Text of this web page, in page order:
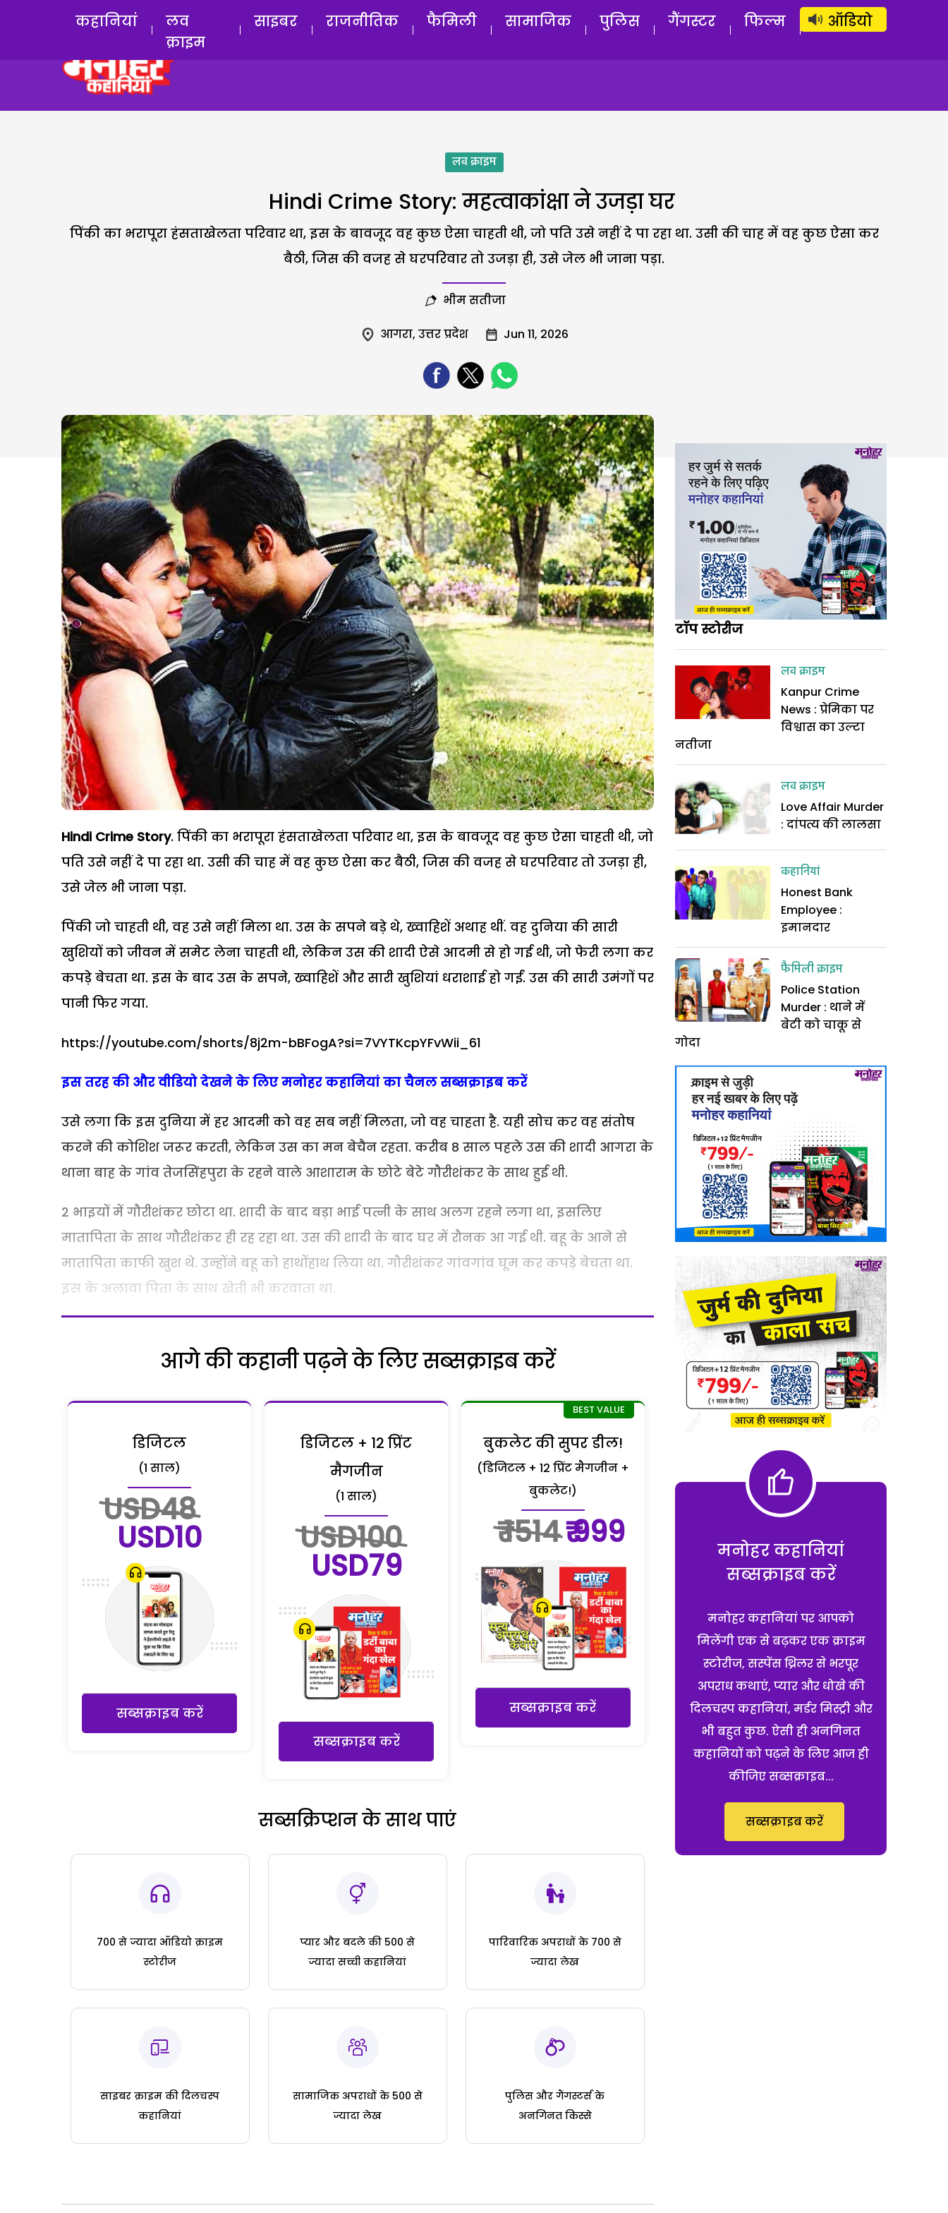
लॉग इन सब्सक्राइब करें
कहानियां
लव
क्राइम
साइबर राजनीतिक फैमिली सामाजिक पुलिस गैंगस्टर फिल्म ऑडियो
लव क्राइम
Hindi Crime Story: महत्वाकांक्षा ने उजड़ा घर
पिंकी का भरापूरा हंसताखेलता परिवार था, इस के बावजूद वह कुछ ऐसा चाहती थी, जो पति उसे नहीं दे पा रहा था. उसी की चाह में वह कुछ ऐसा कर
बैठी, जिस की वजह से घरपरिवार तो उजड़ा ही, उसे जेल भी जाना पड़ा.
भीम सतीजा
आगरा, उत्तर प्रदेश Jun 11, 2026
Hindi Crime Story. पिंकी का भरापूरा हंसताखेलता परिवार था, इस के बावजूद वह कुछ ऐसा चाहती थी, जो
पति उसे नहीं दे पा रहा था. उसी की चाह में वह कुछ ऐसा कर बैठी, जिस की वजह से घरपरिवार तो उजड़ा ही,
उसे जेल भी जाना पड़ा.
पिंकी जो चाहती थी, वह उसे नहीं मिला था. उस के सपने बड़े थे, ख्वाहिशें अथाह थीं. वह दुनिया की सारी
खुशियों को जीवन में समेट लेना चाहती थी, लेकिन उस की शादी ऐसे आदमी से हो गई थी, जो फेरी लगा कर
कपड़े बेचता था. इस के बाद उस के सपने, ख्वाहिशें और सारी खुशियां धराशाई हो गईं. उस की सारी उमंगों पर
पानी फिर गया.
https://youtube.com/shorts/8j2m-bBFogA?si=7VYTKcpYFvWii_61
इस तरह की और वीडियो देखने के लिए मनोहर कहानियां का चैनल सब्सक्राइब करें
उसे लगा कि इस दुनिया में हर आदमी को वह सब नहीं मिलता, जो वह चाहता है. यही सोच कर वह संतोष
करने की कोशिश जरूर करती, लेकिन उस का मन बेचैन रहता. करीब 8 साल पहले उस की शादी आगरा के
थाना बाह के गांव तेजसिंहपुरा के रहने वाले आशाराम के छोटे बेटे गौरीशंकर के साथ हुई थी.
2 भाइयों में गौरीशंकर छोटा था. शादी के बाद बड़ा भाई पत्नी के साथ अलग रहने लगा था, इसलिए
मातापिता के साथ गौरीशंकर ही रह रहा था. उस की शादी के बाद घर में रौनक आ गई थी. बहू के आने से
मातापिता काफी खुश थे. उन्होंने बहू को हाथोंहाथ लिया था. गौरीशंकर गांवगांव घूम कर कपड़े बेचता था.
इस के अलावा पिता के साथ खेती भी करवाता था.
आगे की कहानी पढ़ने के लिए सब्सक्राइब करें
डिजिटल
(1 साल)
USD48
USD10
सब्सक्राइब करें
डिजिटल + 12 प्रिंट
मैगजीन
(1 साल)
USD100
USD79
सब्सक्राइब करें
बुकलेट की सुपर डील!
(डिजिटल + 12 प्रिंट मैगजीन +
बुकलेट!)
₹ 1514₹ 999
सब्सक्राइब करें
सब्सक्रिप्शन के साथ पाएं
700 से ज्यादा ऑडियो क्राइम
स्टोरीज
प्यार और बदले की 500 से
ज्यादा सच्ची कहानियां
पारिवारिक अपराधों के 700 से
ज्यादा लेख
साइबर क्राइम की दिलचस्प
कहानियां
सामाजिक अपराधों के 500 से
ज्यादा लेख
पुलिस और गैंगस्टर्स के
अनगिनत किस्से
टॉप स्टोरीज
लव क्राइम
Kanpur Crime
News : प्रेमिका पर
विश्वास का उल्टा
नतीजा
लव क्राइम
Love Affair Murder
: दांपत्य की लालसा
कहानियां
Honest Bank
Employee :
इमानदार
फैमिली क्राइम
Police Station
Murder : थाने में
बेटी को चाकू से
गोदा
मनोहर कहानियां
सब्सक्राइब करें
मनोहर कहानियां पर आपको
मिलेंगी एक से बढ़कर एक क्राइम
स्टोरीज, सस्पेंस थ्रिलर से भरपूर
अपराध कथाएं, प्यार और धोखे की
दिलचस्प कहानियां, मर्डर मिस्ट्री और
भी बहुत कुछ. ऐसी ही अनगिनत
कहानियों को पढ़ने के लिए आज ही
कीजिए सब्सक्राइब...
सब्सक्राइब करें